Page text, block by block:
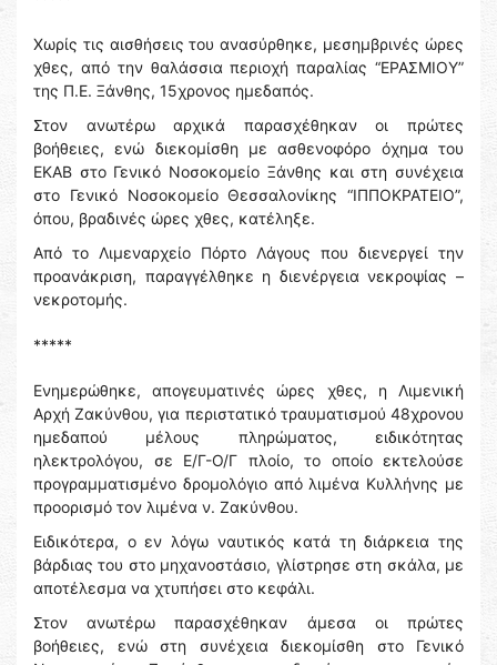
Χωρίς τις αισθήσεις του ανασύρθηκε, μεσημβρινές ώρες
χθες, από την θαλάσσια περιοχή παραλίας “ΕΡΑΣΜΙΟΥ”
της Π.Ε. Ξάνθης, 15χρονος ημεδαπός.
Στον ανωτέρω αρχικά παρασχέθηκαν οι πρώτες
βοήθειες, ενώ διεκομίσθη με ασθενοφόρο όχημα του
ΕΚΑΒ στο Γενικό Νοσοκομείο Ξάνθης και στη συνέχεια
στο Γενικό Νοσοκομείο Θεσσαλονίκης “ΙΠΠΟΚΡΑΤΕΙΟ”,
όπου, βραδινές ώρες χθες, κατέληξε.
Από το Λιμεναρχείο Πόρτο Λάγους που διενεργεί την
προανάκριση, παραγγέλθηκε η διενέργεια νεκροψίας –
νεκροτομής.
*****
Ενημερώθηκε, απογευματινές ώρες χθες, η Λιμενική
Αρχή Ζακύνθου, για περιστατικό τραυματισμού 48χρονου
ημεδαπού μέλους πληρώματος, ειδικότητας
ηλεκτρολόγου, σε Ε/Γ-Ο/Γ πλοίο, το οποίο εκτελούσε
προγραμματισμένο δρομολόγιο από λιμένα Κυλλήνης με
προορισμό τον λιμένα ν. Ζακύνθου.
Ειδικότερα, ο εν λόγω ναυτικός κατά τη διάρκεια της
βάρδιας του στο μηχανοστάσιο, γλίστρησε στη σκάλα, με
αποτέλεσμα να χτυπήσει στο κεφάλι.
Στον ανωτέρω παρασχέθηκαν άμεσα οι πρώτες
βοήθειες, ενώ στη συνέχεια διεκομίσθη στο Γενικό